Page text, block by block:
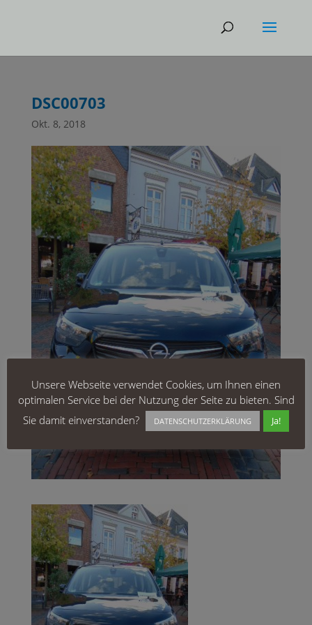
DSC00703
Okt. 8, 2018
Unsere Webseite verwendet Cookies, um Ihnen einen
optimalen Service bei der Nutzung der Seite zu bieten. Sind
Sie damit einverstanden?
DATENSCHUTZERKLÄRUNG Ja!